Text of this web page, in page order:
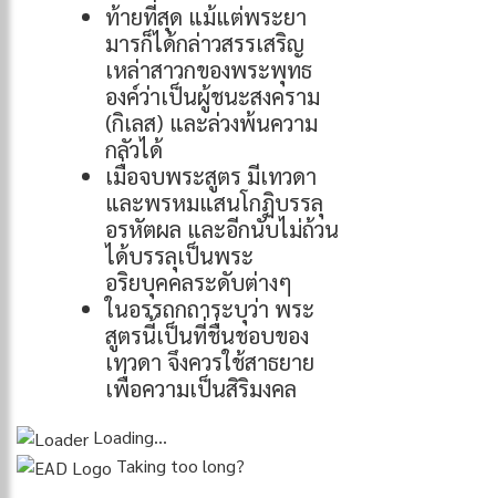
ท้ายที่สุด แม้แต่พระยา
มารก็ได้กล่าวสรรเสริญ
เหล่าสาวกของพระพุทธ
องค์ว่าเป็นผู้ชนะสงคราม
(กิเลส) และล่วงพ้นความ
กลัวได้
เมื่อจบพระสูตร มีเทวดา
และพรหมแสนโกฏิบรรลุ
อรหัตผล และอีกนับไม่ถ้วน
ได้บรรลุเป็นพระ
อริยบุคคลระดับต่างๆ
ในอรรถกถาระบุว่า พระ
สูตรนี้เป็นที่ชื่นชอบของ
เทวดา จึงควรใช้สาธยาย
เพื่อความเป็นสิริมงคล
Loading…
Taking too long?